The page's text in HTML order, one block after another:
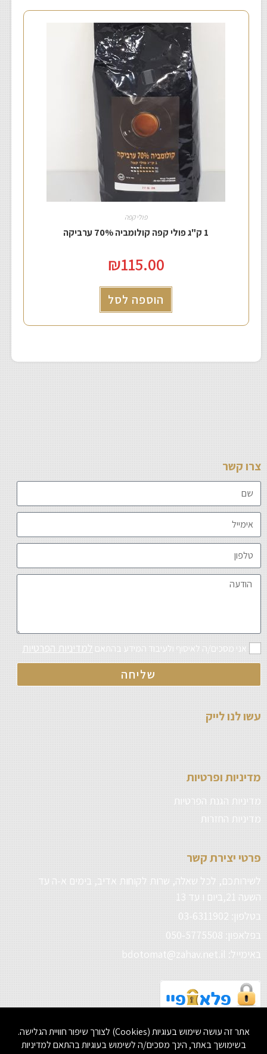
פולי קפה
1 ק"ג פולי קפה קולומביה 70% ערביקה
₪115.00
הוספה לסל
צרו קשר
אני מסכים/ה לאיסוף ולעיבוד המידע בהתאם למדיניות הפרטיות
שליחה
עשו לנו לייק
מדיניות ופרטיות
מדיניות הגנת הפרטיות
מדיניות החזרות
פרטי יצירת קשר
לשירותכם, לכל שאלה, שרות לקוחות אדיב, בימים א-ה עד
השעה 21,ביום ו עד 13
בטלפון: 03-6311902
בפלאפון: 050-5775508
באימייל: bdotomat@zahav.net.il